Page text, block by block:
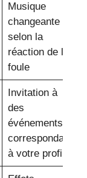
Musique
changeante
selon la
réaction de la
foule
Invitation à
des
événements
correspondant
à votre profil